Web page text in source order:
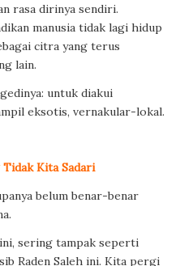
rasa dirinya sendiri.
manusia tidak lagi hidup
citra yang terus
lain.
untuk diakui
eksotis, vernakular-lokal.
Kita Sadari
belum benar-benar
sering tampak seperti
Raden Saleh ini. Kita pergi